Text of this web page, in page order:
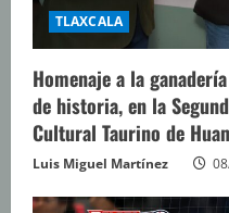
TLAXCALA
Homenaje a la
de historia, en la
Cultural Taurino de
Luis Miguel Martínez